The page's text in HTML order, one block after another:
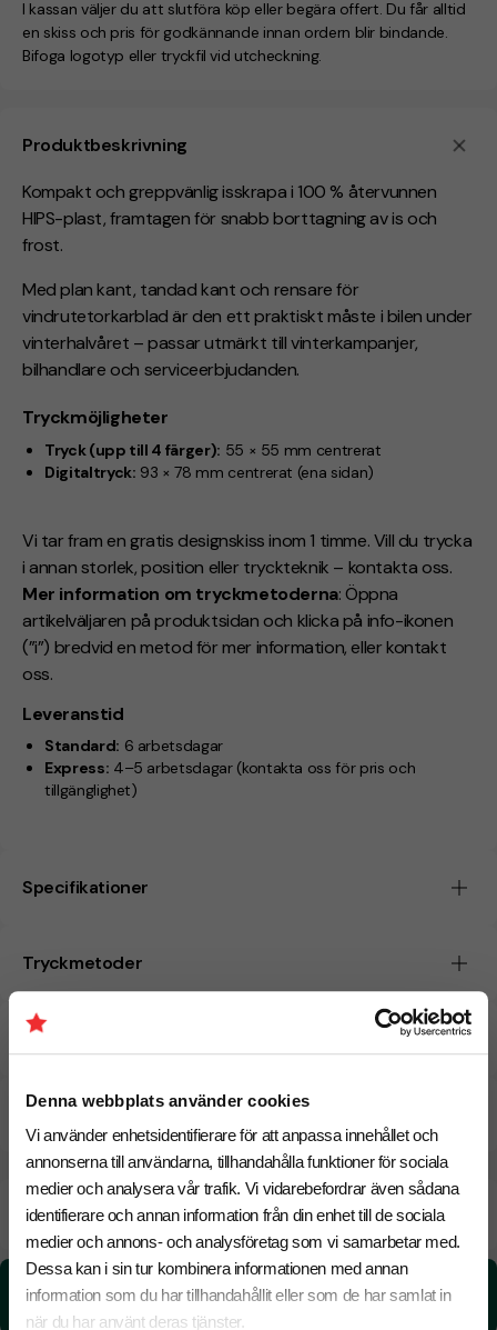
Denna webbplats använder cookies
Vi använder enhetsidentifierare för att anpassa innehållet och
annonserna till användarna, tillhandahålla funktioner för sociala
medier och analysera vår trafik. Vi vidarebefordrar även sådana
identifierare och annan information från din enhet till de sociala
medier och annons- och analysföretag som vi samarbetar med.
Dessa kan i sin tur kombinera informationen med annan
information som du har tillhandahållit eller som de har samlat in
när du har använt deras tjänster.
Produktbeskrivning
Kompakt och greppvänlig isskrapa i 100 % återvunnen
HIPS-plast, framtagen för snabb borttagning av is och
frost.
Medplan kant, tandad kant och rensare för
vindrutetorkarbladär den ett praktiskt måste i bilen under
vinterhalvåret – passar utmärkt till vinterkampanjer,
bilhandlare och serviceerbjudanden.
Tryckmöjligheter
Tryck (upp till 4 färger): 55 × 55 mm centrerat
Digitaltryck: 93 × 78 mm centrerat (ena sidan)
Vi tar fram en gratis designskiss inom 1 timme. Vill du trycka
i annan storlek, position eller tryckteknik – kontakta oss.
Mer information om tryckmetoderna: Öppna
artikelväljaren på produktsidan och klicka på info-ikonen
(”i”) bredvid en metod för mer information, eller kontakt
oss.
Leveranstid
Standard: 6 arbetsdagar
Express: 4–5 arbetsdagar (kontakta oss för pris och
tillgänglighet)
Specifikationer
Tryckmetoder
Pristabell
CO₂e -avtryck
I kassan väljer du att slutföra köp eller begära offert. Du får alltid
en skiss och pris för godkännande innan ordern blir bindande.
Bifoga logotyp eller tryckfil vid utcheckning.
18 Augusti Beräknad leveranstid: 6 arbetsdagar
Snabbare leverans? Kontakta oss.
CO₂e -avtryck:
0,026668855 kg CO₂e / per styck